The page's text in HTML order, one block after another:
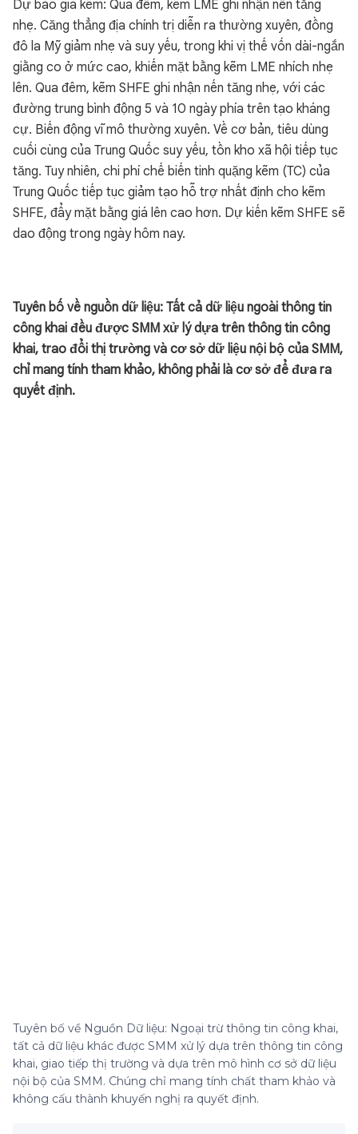
Dự báo giá kẽm: Qua đêm, kẽm LME ghi nhận nến tăng
nhẹ. Căng thẳng địa chính trị diễn ra thường xuyên, đồng
đô la Mỹ giảm nhẹ và suy yếu, trong khi vị thế vốn dài-ngắn
giằng co ở mức cao, khiến mặt bằng kẽm LME nhích nhẹ
lên. Qua đêm, kẽm SHFE ghi nhận nến tăng nhẹ, với các
đường trung bình động 5 và 10 ngày phía trên tạo kháng
cự. Biến động vĩ mô thường xuyên. Về cơ bản, tiêu dùng
cuối cùng của Trung Quốc suy yếu, tồn kho xã hội tiếp tục
tăng. Tuy nhiên, chi phí chế biến tinh quặng kẽm (TC) của
Trung Quốc tiếp tục giảm tạo hỗ trợ nhất định cho kẽm
SHFE, đẩy mặt bằng giá lên cao hơn. Dự kiến kẽm SHFE sẽ
dao động trong ngày hôm nay.
Tuyên bố về nguồn dữ liệu: Tất cả dữ liệu ngoài thông tin
công khai đều được SMM xử lý dựa trên thông tin công
khai, trao đổi thị trường và cơ sở dữ liệu nội bộ của SMM,
chỉ mang tính tham khảo, không phải là cơ sở để đưa ra
quyết định.
Tuyên bố về Nguồn Dữ liệu: Ngoại trừ thông tin công khai,
tất cả dữ liệu khác được SMM xử lý dựa trên thông tin công
khai, giao tiếp thị trường và dựa trên mô hình cơ sở dữ liệu
nội bộ của SMM. Chúng chỉ mang tính chất tham khảo và
không cấu thành khuyến nghị ra quyết định.